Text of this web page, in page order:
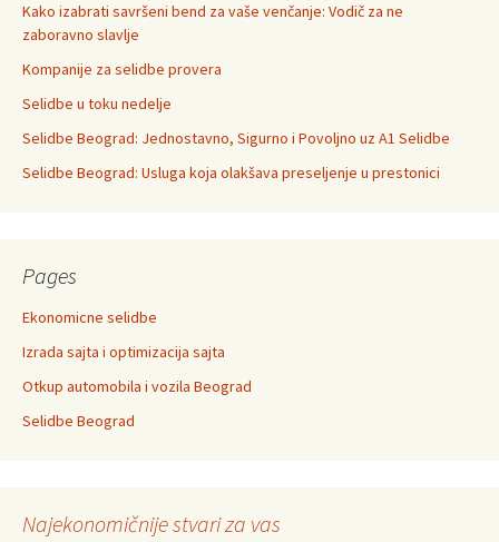
Kako izabrati savršeni bend za vaše venčanje: Vodič za ne
zaboravno slavlje
Kompanije za selidbe provera
Selidbe u toku nedelje
Selidbe Beograd: Jednostavno, Sigurno i Povoljno uz A1 Selidbe
Selidbe Beograd: Usluga koja olakšava preseljenje u prestonici
Pages
Ekonomicne selidbe
Izrada sajta i optimizacija sajta
Otkup automobila i vozila Beograd
Selidbe Beograd
Najekonomičnije stvari za vas